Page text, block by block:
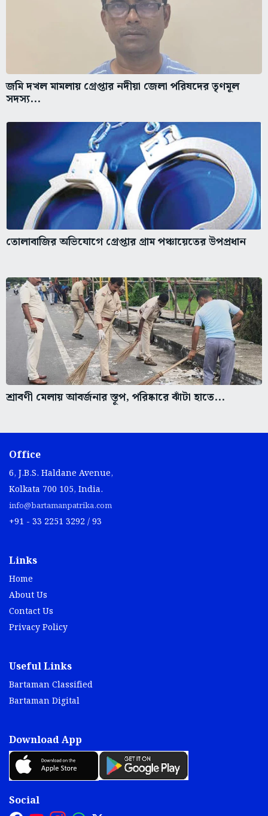
জমি দখল মামলায় গ্রেপ্তার নদীয়া জেলা পরিষদের তৃণমূল
সদস্য...
তোলাবাজির অভিযোগে গ্রেপ্তার গ্রাম পঞ্চায়েতের উপপ্রধান
শ্রাবণী মেলায় আবর্জনার স্তূপ, পরিষ্কারে ঝাঁটা হাতে...
Office
6, J.B.S. Haldane Avenue,
Kolkata 700 105, India.
info@bartamanpatrika.com
+91 - 33 2251 3292 / 93
Links
Home
About Us
Contact Us
Privacy Policy
Useful Links
Bartaman Classified
Bartaman Digital
Download App
Social